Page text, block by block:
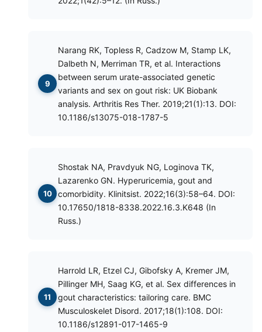
Narang RK, Topless R, Cadzow M, Stamp LK,
Dalbeth N, Merriman TR, et al. Interactions
between serum urate-associated genetic
variants and sex on gout risk: UK Biobank
analysis. Arthritis Res Ther. 2019;21(1):13. DOI:
10.1186/s13075-018-1787-5
Shostak NA, Pravdyuk NG, Loginova TK,
Lazarenko GN. Hyperuricemia, gout and
comorbidity. Klinitsist. 2022;16(3):58–64. DOI:
10.17650/1818-8338.2022.16.3.K648 (In
Russ.)
Harrold LR, Etzel CJ, Gibofsky A, Kremer JM,
Pillinger MH, Saag KG, et al. Sex differences in
gout characteristics: tailoring care. BMC
Musculoskelet Disord. 2017;18(1):108. DOI:
10.1186/s12891-017-1465-9